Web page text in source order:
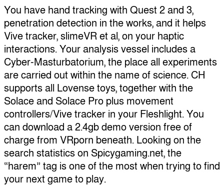
You have hand tracking with Quest 2 and 3,
penetration detection in the works, and it helps
Vive tracker, slimeVR et al, on your haptic
interactions. Your analysis vessel includes a
Cyber-Masturbatorium, the place all experiments
are carried out within the name of science. CH
supports all Lovense toys, together with the
Solace and Solace Pro plus movement
controllers/Vive tracker in your Fleshlight. You
can download a 2.4gb demo version free of
charge from VRporn beneath. Looking on the
search statistics on Spicygaming.net, the
“harem” tag is one of the most when trying to find
your next game to play.